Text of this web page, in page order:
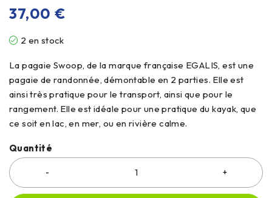
37,00 €
2 en stock
La pagaie Swoop, de la marque française EGALIS, est une
pagaie de randonnée, démontable en 2 parties. Elle est
ainsi très pratique pour le transport, ainsi que pour le
rangement. Elle est idéale pour une pratique du kayak, que
ce soit en lac, en mer, ou en rivière calme.
Quantité